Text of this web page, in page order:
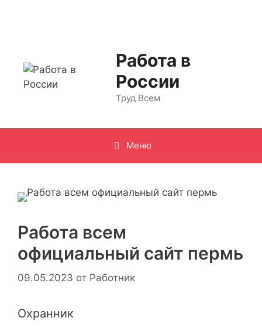
Работа в
России
Труд Всем
Меню
Работа всем
официальный сайт пермь
09.05.2023 от Работник
Охранник